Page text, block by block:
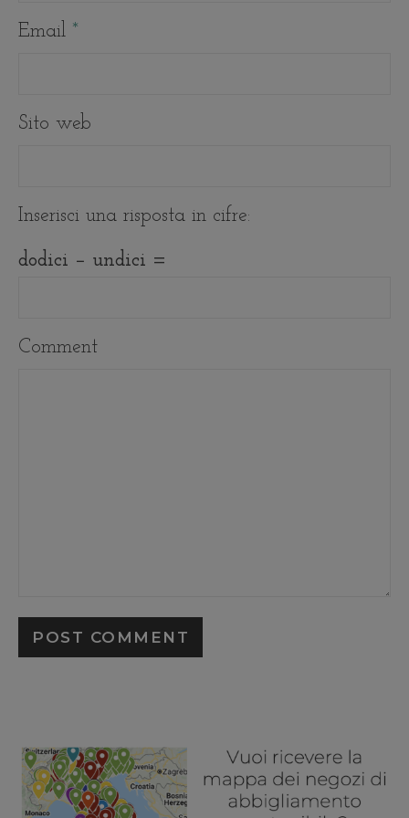
Email *
Sito web
Inserisci una risposta in cifre:
dodici − undici =
Comment